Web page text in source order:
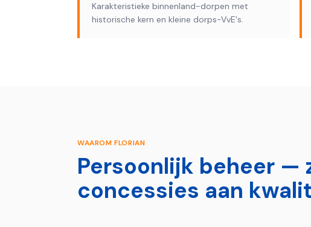
Karakteristieke binnenland-dorpen met
historische kern en kleine dorps-VvE's.
WAAROM FLORIAN
Persoonlijk beheer —
concessies aan